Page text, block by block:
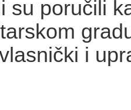
su poručili
i